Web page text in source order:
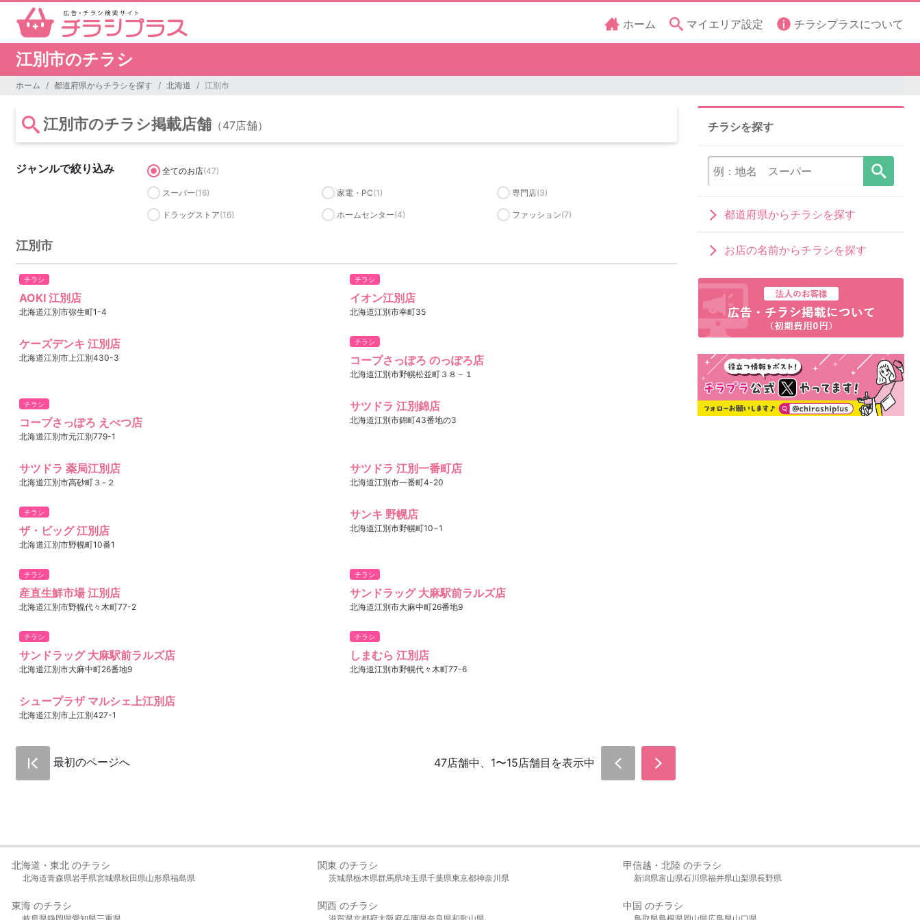
ホーム マイエリア設定 チラシプラスについて
江別市のチラシ
ホーム 都道府県からチラシを探す 北海道 江別市
江別市のチラシ掲載店舗 （47店舗）
ジャンルで絞り込み 全てのお店(47)
スーパー(16) 家電・PC(1) 専門店(3)
ドラッグストア(16) ホームセンター(4) ファッション(7)
江別市
チラシ
AOKI 江別店
北海道江別市弥生町1-4
チラシ
イオン江別店
北海道江別市幸町35
ケーズデンキ 江別店
北海道江別市上江別430-3
チラシ
コープさっぽろ のっぽろ店
北海道江別市野幌松並町３８－１
チラシ
コープさっぽろ えべつ店
北海道江別市元江別779-1
サツドラ 江別錦店
北海道江別市錦町43番地の3
サツドラ 薬局江別店
北海道江別市高砂町３−２
サツドラ 江別一番町店
北海道江別市一番町4-20
チラシ
ザ・ビッグ 江別店
北海道江別市野幌町10番1
サンキ 野幌店
北海道江別市野幌町10−1
チラシ
産直生鮮市場 江別店
北海道江別市野幌代々木町77-2
チラシ
サンドラッグ 大麻駅前ラルズ店
北海道江別市大麻中町26番地9
チラシ
サンドラッグ 大麻駅前ラルズ店
北海道江別市大麻中町26番地9
チラシ
しまむら 江別店
北海道江別市野幌代々木町77-6
シュープラザ マルシェ上江別店
北海道江別市上江別427-1
最初のページへ 47店舗中、1〜15店舗目を表示中
チラシを探す
都道府県からチラシを探す
お店の名前からチラシを探す
北海道・東北 のチラシ
北海道青森県岩手県宮城県秋田県山形県福島県
関東 のチラシ
茨城県栃木県群馬県埼玉県千葉県東京都神奈川県
甲信越・北陸 のチラシ
新潟県富山県石川県福井県山梨県長野県
東海 のチラシ 関西 のチラシ 中国 のチラシ